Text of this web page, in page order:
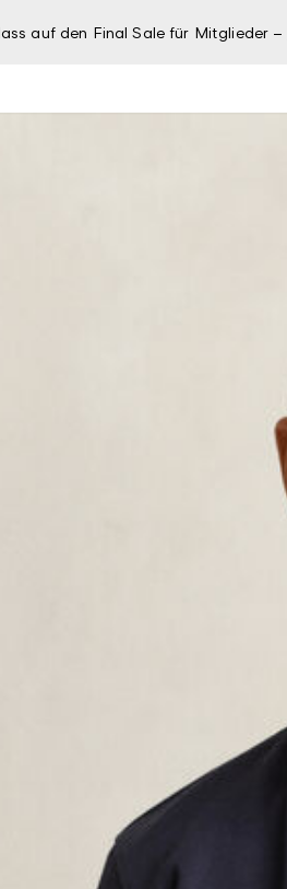
auf den Final Sale für Mitglieder –